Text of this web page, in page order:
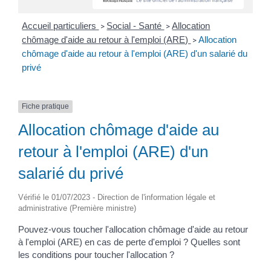
Accueil particuliers > Social - Santé > Allocation
chômage d'aide au retour à l'emploi (ARE) > Allocation
chômage d'aide au retour à l'emploi (ARE) d'un salarié du
privé
Fiche pratique
Allocation chômage d'aide au
retour à l'emploi (ARE) d'un
salarié du privé
Vérifié le 01/07/2023 - Direction de l'information légale et
administrative (Première ministre)
Pouvez-vous toucher l'allocation chômage d'aide au retour
à l'emploi (ARE) en cas de perte d'emploi ? Quelles sont
les conditions pour toucher l'allocation ?